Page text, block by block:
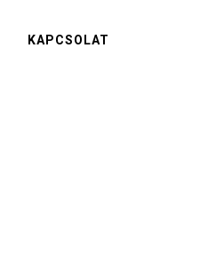
KAPCSOLAT